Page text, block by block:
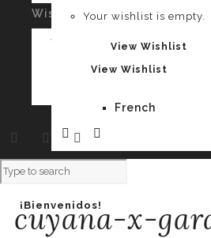
Spanish
French
¡Bienvenidos!
Your wishlist is empty.
View Wishlist
Wishlist 0
View Wishlist
cuyana-x-